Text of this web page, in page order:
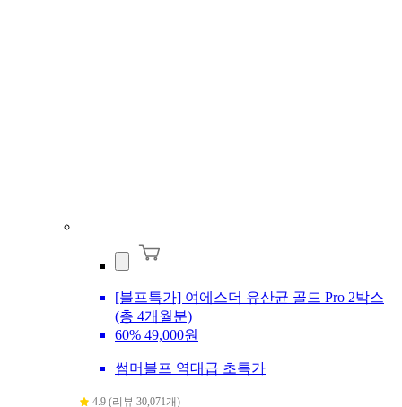
[블프특가] 여에스더 유산균 골드 Pro 2박스
(총 4개월분)
60% 49,000원
썸머블프 역대급 초특가
4.9 (리뷰 30,071개)